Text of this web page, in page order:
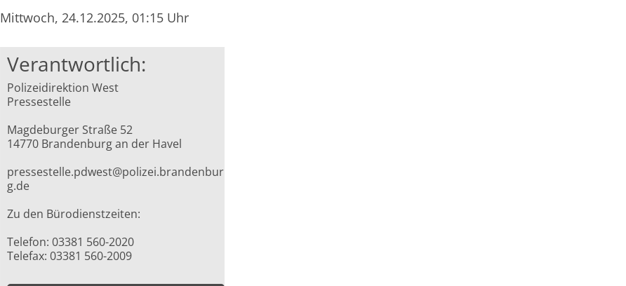
Mittwoch, 24.12.2025, 01:15 Uhr
Verantwortlich:
Polizeidirektion West
Pressestelle
Magdeburger Straße 52
14770 Brandenburg an der Havel
pressestelle.pdwest@polizei.brandenbur
g.de
Zu den Bürodienstzeiten:
Telefon: 03381 560-2020
Telefax: 03381 560-2009